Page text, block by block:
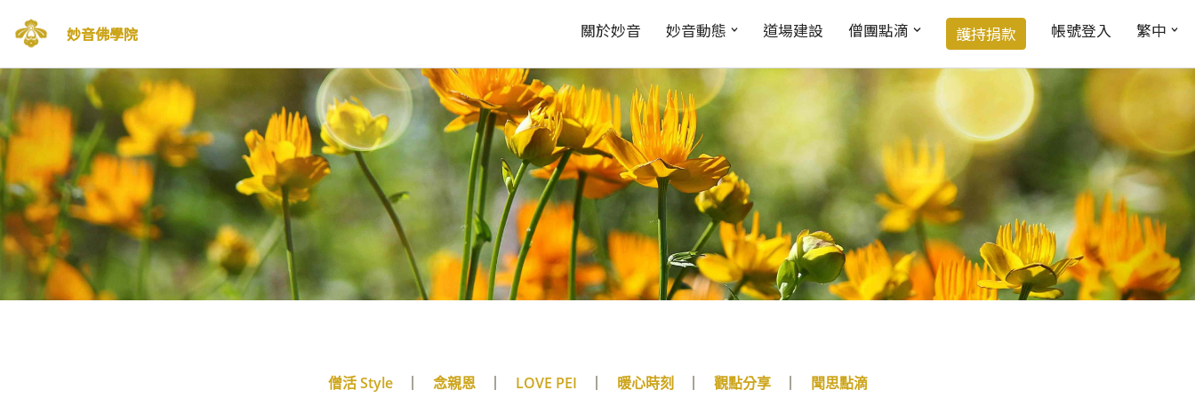
Skip
to
content
妙音佛學院 關於妙音 妙音動態 道場建設 僧團點滴 護持捐款 帳號登入 繁中
僧活 Style 念親恩 LOVE PEI 暖心時刻 觀點分享 聞思點滴